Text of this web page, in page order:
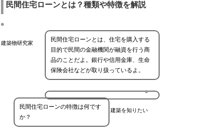
民間住宅ローンとは？種類や特徴を解説
建築物研究家
民間住宅ローンとは、住宅を購入する
目的で民間の金融機関が融資を行う商
品のことだよ。銀行や信用金庫、生命
保険会社などが取り扱っているよ。
建築を知りたい
民間住宅ローンの特徴は何です
か？